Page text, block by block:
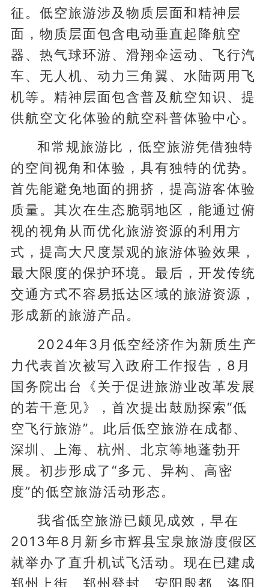
征。低空旅游涉及物质层面和精神层
面，物质层面包含电动垂直起降航空
器、热气球环游、滑翔伞运动、飞行汽
车、无人机、动力三角翼、水陆两用飞
机等。精神层面包含普及航空知识、提
供航空文化体验的航空科普体验中心。
和常规旅游比，低空旅游凭借独特
的空间视角和体验，具有独特的优势。
首先能避免地面的拥挤，提高游客体验
质量。其次在生态脆弱地区，能通过俯
视的视角从而优化旅游资源的利用方
式，提高大尺度景观的旅游体验效果，
最大限度的保护环境。最后，开发传统
交通方式不容易抵达区域的旅游资源，
形成新的旅游产品。
2024年3月低空经济作为新质生产
力代表首次被写入政府工作报告，8月
国务院出台《关于促进旅游业改革发展
的若干意见》，首次提出鼓励探索“低
空飞行旅游”。此后低空旅游在成都、
深圳、上海、杭州、北京等地蓬勃开
展。初步形成了“多元、异构、高密
度”的低空旅游活动形态。
我省低空旅游已颇见成效，早在
2013年8月新乡市辉县宝泉旅游度假区
就举办了直升机试飞活动。现在已建成
郑州上街、郑州登封、安阳殷都、洛阳